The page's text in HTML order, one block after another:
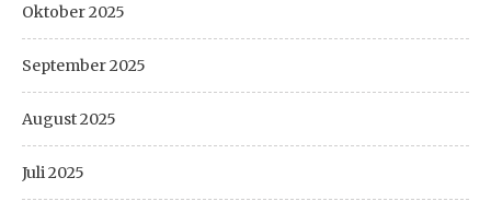
Oktober 2025
September 2025
August 2025
Juli 2025